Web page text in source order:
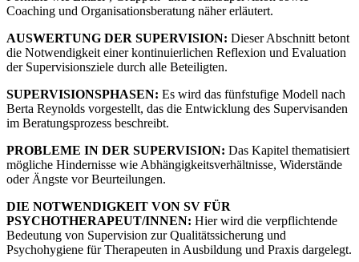
Coaching und Organisationsberatung näher erläutert.
AUSWERTUNG DER SUPERVISION: Dieser Abschnitt betont
die Notwendigkeit einer kontinuierlichen Reflexion und Evaluation
der Supervisionsziele durch alle Beteiligten.
SUPERVISIONSPHASEN: Es wird das fünfstufige Modell nach
Berta Reynolds vorgestellt, das die Entwicklung des Supervisanden
im Beratungsprozess beschreibt.
PROBLEME IN DER SUPERVISION: Das Kapitel thematisiert
mögliche Hindernisse wie Abhängigkeitsverhältnisse, Widerstände
oder Ängste vor Beurteilungen.
DIE NOTWENDIGKEIT VON SV FÜR
PSYCHOTHERAPEUT/INNEN: Hier wird die verpflichtende
Bedeutung von Supervision zur Qualitätssicherung und
Psychohygiene für Therapeuten in Ausbildung und Praxis dargelegt.